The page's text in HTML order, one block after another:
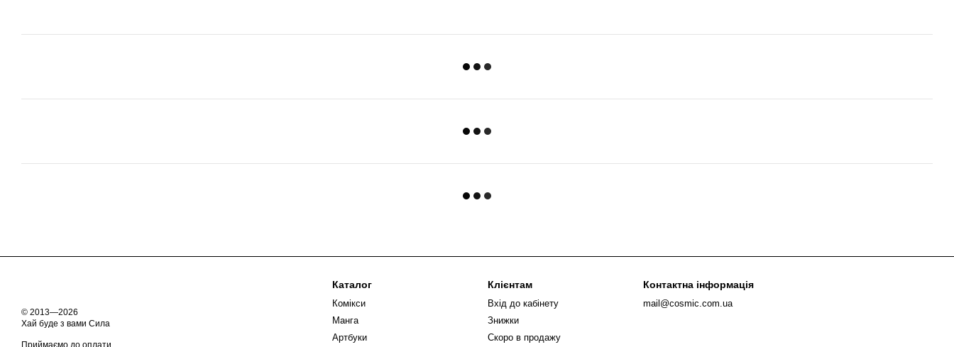
© 2013—2026
Хай буде з вами Сила
Приймаємо до оплати
Каталог
Комікси
Манга
Артбуки
Клієнтам
Вхід до кабінету
Знижки
Скоро в продажу
Контактна інформація
mail@cosmic.com.ua